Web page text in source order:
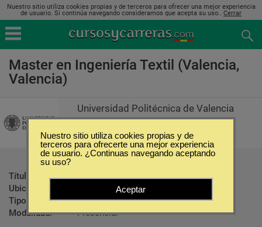
Nuestro sitio utiliza cookies propias y de terceros para ofrecer una mejor experiencia
de usuario. Si continúa navegando consideramos que acepta su uso.. Cerrar
Master en Ingeniería Textil (Valencia,
Valencia)
Universidad Politécnica de Valencia
Título ofrecido:
Máster Universitario en Ingeniería Textil
Ubicación:
Valencia - Valencia
Tipo:
Maestrías
Modalidad:
Presencial
Nuestro sitio utiliza cookies propias y de
terceros para ofrecerte una mejor experiencia
de usuario. ¿Continuas navegando aceptando
su uso?
Aceptar